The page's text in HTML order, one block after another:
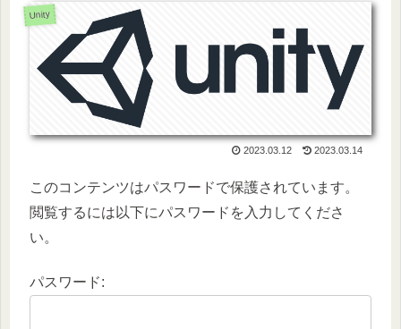
Unity
2023.03.12 2023.03.14
このコンテンツはパスワードで保護されています。
閲覧するには以下にパスワードを入力してくださ
い。
パスワード: